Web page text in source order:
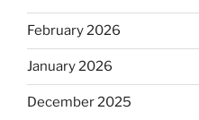
February 2026
January 2026
December 2025